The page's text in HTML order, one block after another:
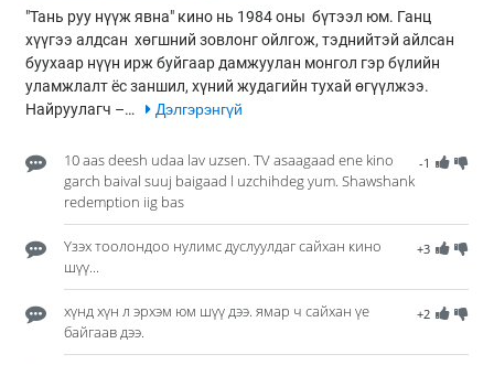
"Тань руу нүүж явна" кино нь 1984 оны бүтээл юм. Ганц
хүүгээ алдсан хөгшний зовлонг ойлгож, тэднийтэй айлсан
буухаар нүүн ирж буйгаар дамжуулан монгол гэр бүлийн
уламжлалт ёс заншил, хүний жудагийн тухай өгүүлжээ.
Найруулагч –…
Дэлгэрэнгүй
-1
10 aas deesh udaa lav uzsen. TV asaagaad ene kino
garch baival suuj baigaad l uzchihdeg yum. Shawshank
redemption iig bas
+3
Үзэх тоолондоо нулимс дуслуулдаг сайхан кино
шүү...
+2
хүнд хүн л эрхэм юм шүү дээ. ямар ч сайхан үе
байгаав дээ.